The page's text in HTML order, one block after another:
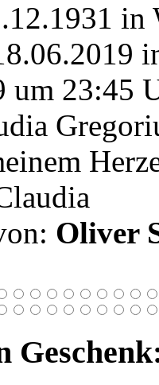
in
um 23:45
Oliver